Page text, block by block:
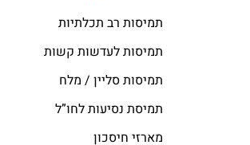
תמיסות רב תכלתיות
תמיסות לעדשות קשות
תמיסות סליין / מלח
תמיסת נסיעות לחו”ל
מארזי חיסכון